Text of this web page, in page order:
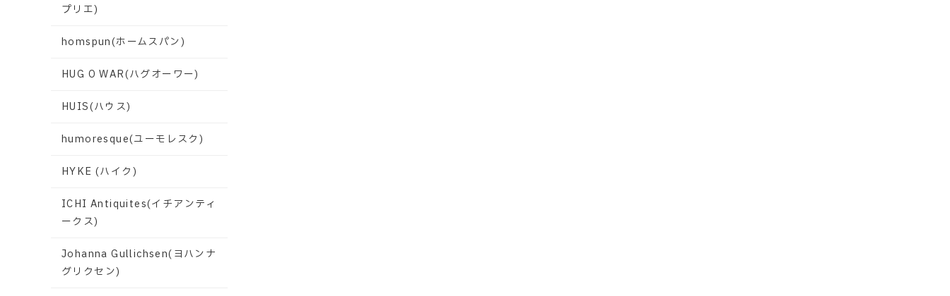
プリエ)
homspun(ホームスパン)
HUG O WAR(ハグオーワー)
HUIS(ハウス)
humoresque(ユーモレスク)
HYKE (ハイク)
ICHI Antiquites(イチアンティ
ークス)
Johanna Gullichsen(ヨハンナ
グリクセン)